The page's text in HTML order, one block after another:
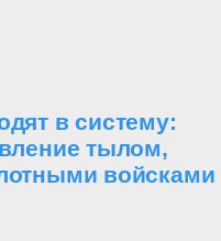
в систему:
тылом,
войсками